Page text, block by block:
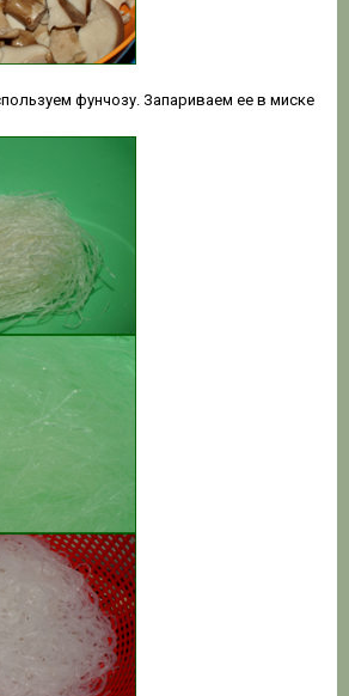
фунчозу. Запариваем ее в миске